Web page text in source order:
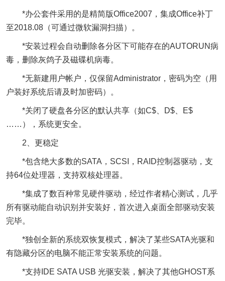
*办公套件采用的是精简版Office2007，集成Office补丁
至2018.08（可通过微软漏洞扫描）。
*安装过程会自动删除各分区下可能存在的AUTORUN病
毒，删除灰鸽子及磁碟机病毒。
*无新建用户帐户，仅保留Administrator，密码为空（用
户装好系统后请及时加密码）。
*关闭了硬盘各分区的默认共享（如C$、D$、E$
……），系统更安全。
2、更稳定
*包含绝大多数的SATA，SCSI，RAID控制器驱动，支
持64位处理器，支持双核处理器。
*集成了数百种常见硬件驱动，经过作者精心测试，几乎
所有驱动能自动识别并安装好，首次进入桌面全部驱动安装
完毕。
*独创全新的系统双恢复模式，解决了某些SATA光驱和
有隐藏分区的电脑不能正常安装系统的问题。
*支持IDE SATA USB 光驱安装，解决了其他GHOST系